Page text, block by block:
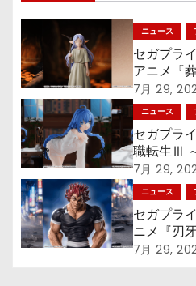
ー
シ
ョ
ン
ニュース
セガプラ
アニメ『
300年働く
「フリー
7月 29,
ニュース
セガプラ
職転生Ⅲ
す～』か
アが登場
7月 29,
ニュース
セガプラ
ニメ『刃
が登場ッ
7月 29,